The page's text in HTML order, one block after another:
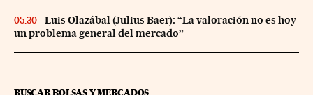
05:30
Luis Olazábal (Julius Baer): “La valoración no es hoy
un problema general del mercado”
BUSCAR BOLSAS Y MERCADOS